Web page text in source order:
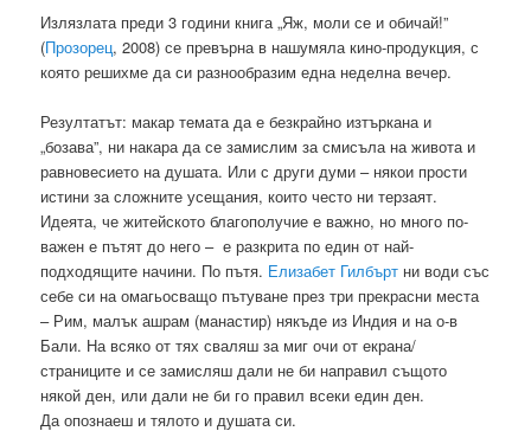
Излязлата преди 3 години книга „Яж, моли се и обичай!”
(Прозорец, 2008) се превърна в нашумяла кино-продукция, с
която решихме да си разнообразим една неделна вечер.
Резултатът: макар темата да е безкрайно изтъркана и
„бозава”, ни накара да се замислим за смисъла на живота и
равновесието на душата. Или с други думи – някои прости
истини за сложните усещания, които често ни терзаят.
Идеята, че житейското благополучие е важно, но много по-
важен е пътят до него – е разкрита по един от най-
подходящите начини. По пътя. Елизабет Гилбърт ни води със
себе си на омагьосващо пътуване през три прекрасни места
– Рим, малък ашрам (манастир) някъде из Индия и на о-в
Бали. На всяко от тях сваляш за миг очи от екрана/
страниците и се замисляш дали не би направил същото
някой ден, или дали не би го правил всеки един ден.
Да опознаеш и тялото и душата си.